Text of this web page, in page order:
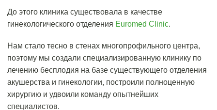
До этого клиника существовала в качестве
гинекологического отделения Euromed Clinic.
Нам стало тесно в стенах многопрофильного центра,
поэтому мы создали специализированную клинику по
лечению бесплодия на базе существующего отделения
акушерства и гинекологии, построили полноценную
хирургию и удвоили команду опытнейших
специалистов.